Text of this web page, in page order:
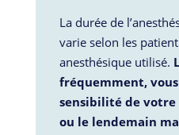
La durée de
varie selon les
anesthésique utilisé.
fréquemment,
sensibilité de votre
ou le lendemain